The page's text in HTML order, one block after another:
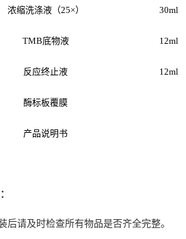
浓缩洗涤液（25×） 30ml
TMB底物液 12ml
反应终止液 12ml
酶标板覆膜
产品说明书
后请及时检查所有物品是否齐全完整。